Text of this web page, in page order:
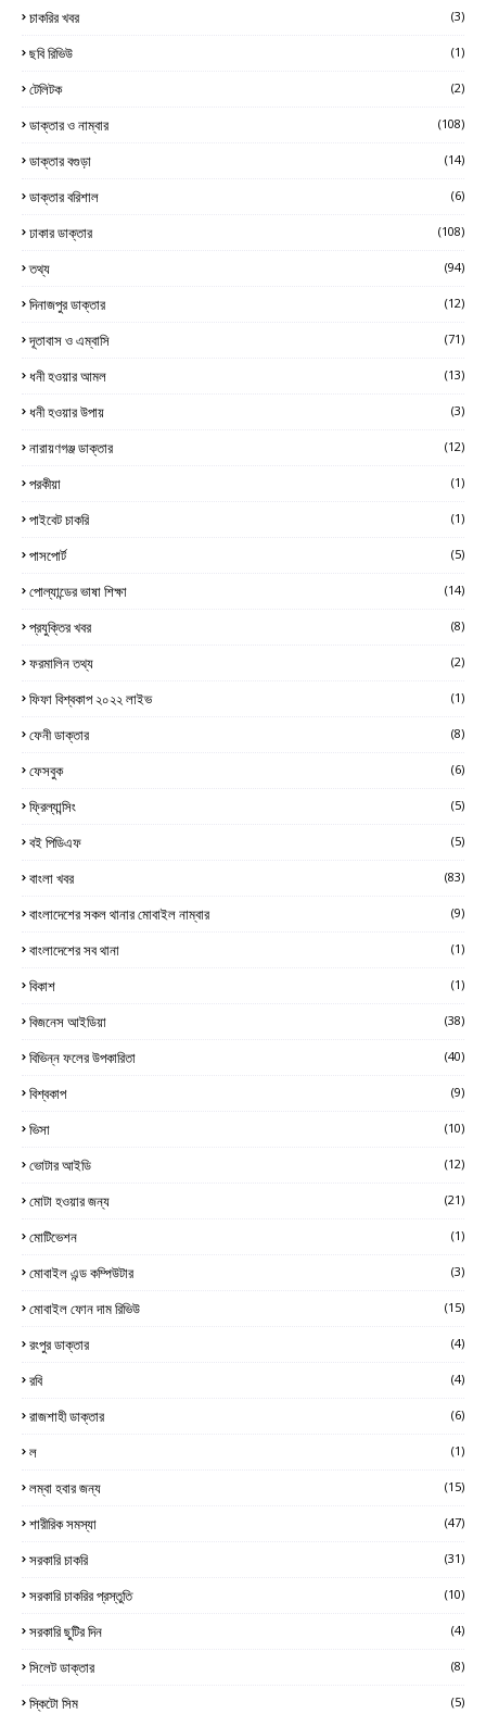
চাকরির খবর (3)
ছবি রিভিউ (1)
টেলিটক (2)
ডাক্তার ও নাম্বার (108)
ডাক্তার বগুড়া (14)
ডাক্তার বরিশাল (6)
ঢাকার ডাক্তার (108)
তথ্য (94)
দিনাজপুর ডাক্তার (12)
দূতাবাস ও এম্বাসি (71)
ধনী হওয়ার আমল (13)
ধনী হওয়ার উপায় (3)
নারায়ণগঞ্জ ডাক্তার (12)
পরকীয়া (1)
পাইবেট চাকরি (1)
পাসপোর্ট (5)
পোল্যান্ডের ভাষা শিক্ষা (14)
প্রযুক্তির খবর (8)
ফরমালিন তথ্য (2)
ফিফা বিশ্বকাপ ২০২২ লাইভ (1)
ফেনী ডাক্তার (8)
ফেসবুক (6)
ফ্রিল্যান্সিং (5)
বই পিডিএফ (5)
বাংলা খবর (83)
বাংলাদেশের সকল থানার মোবাইল নাম্বার (9)
বাংলাদেশের সব থানা (1)
বিকাশ (1)
বিজনেস আইডিয়া (38)
বিভিন্ন ফলের উপকারিতা (40)
বিশ্বকাপ (9)
ভিসা (10)
ভোটার আইডি (12)
মোটা হওয়ার জন্য (21)
মোটিভেশন (1)
মোবাইল এন্ড কম্পিউটার (3)
মোবাইল ফোন দাম রিভিউ (15)
রংপুর ডাক্তার (4)
রবি (4)
রাজশাহী ডাক্তার (6)
ল (1)
লম্বা হবার জন্য (15)
শারীরিক সমস্যা (47)
সরকারি চাকরি (31)
সরকারি চাকরির প্রস্তুতি (10)
সরকারি ছুটির দিন (4)
সিলেট ডাক্তার (8)
স্কিটো সিম (5)